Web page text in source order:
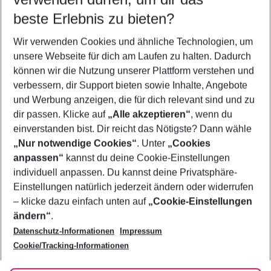
5-8 Nächte
2 Erwachsene Keine Kinder
Mehr Filter anzeigen
Footer
Footer navigation
Über uns
AGB
Bestpreisgarantie
Cookie-Einstellungen ändern
Cookie-Richtlinie
Agenturbetreuung
Barrierefreies Reisen
Folge uns
beste Erlebnis zu bieten?
Wir verwenden Cookies und ähnliche Technologien, um
unsere Webseite für dich am Laufen zu halten. Dadurch
können wir die Nutzung unserer Plattform verstehen und
verbessern, dir Support bieten sowie Inhalte, Angebote
und Werbung anzeigen, die für dich relevant sind und zu
dir passen. Klicke auf „Alle akzeptieren“, wenn du
einverstanden bist. Dir reicht das Nötigste? Dann wähle
„Nur notwendige Cookies“. Unter „Cookies
anpassen“ kannst du deine Cookie-Einstellungen
individuell anpassen. Du kannst deine Privatsphäre-
Einstellungen natürlich jederzeit ändern oder widerrufen
– klicke dazu einfach unten auf „Cookie-Einstellungen
ändern“.
Datenschutz-Informationen
Impressum
Cookie/Tracking-Informationen